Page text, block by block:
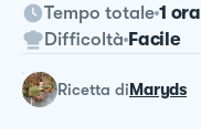
Tempo totale 1 ora
Difficoltà Facile
ricetta diMaryds